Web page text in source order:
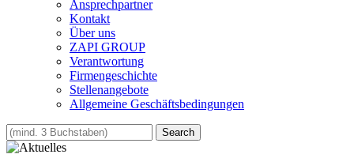
Ansprechpartner
Kontakt
Über uns
ZAPI GROUP
Verantwortung
Firmengeschichte
Stellenangebote
Allgemeine Geschäftsbedingungen